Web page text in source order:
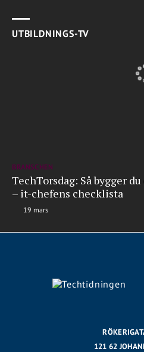
UTBILDNINGS-TV
BRANSCHEN
TechTorsdag: Så bygger
– it-chefens checklista
19 mars
121 62